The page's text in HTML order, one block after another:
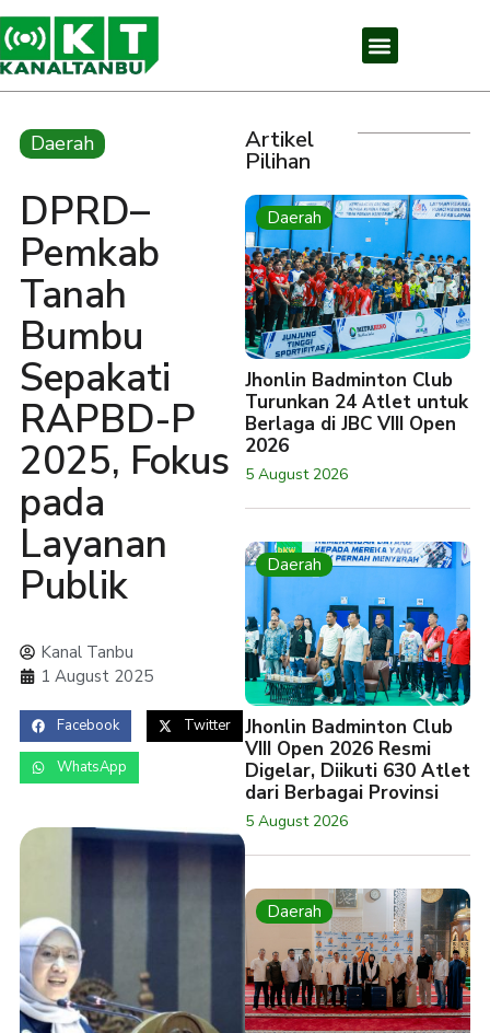
Daerah
DPRD–
Pemkab
Tanah
Bumbu
Sepakati
RAPBD-P
2025, Fokus
pada
Layanan
Publik
Kanal Tanbu
1 August 2025
Facebook Twitter
WhatsApp
Artikel
Pilihan
Daerah
Jhonlin Badminton Club
Turunkan 24 Atlet untuk
Berlaga di JBC VIII Open
2026
5 August 2026
Daerah
Jhonlin Badminton Club
VIII Open 2026 Resmi
Digelar, Diikuti 630 Atlet
dari Berbagai Provinsi
5 August 2026
Daerah